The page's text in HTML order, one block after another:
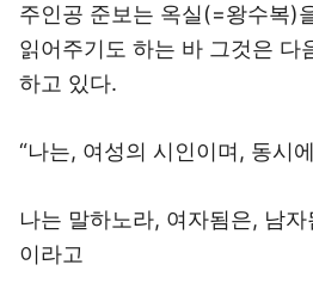
주인공 준보는 옥실(=왕수복)
읽어주기도 하는 바 그것은 다
하고 있다.
“나는, 여성의 시인이며, 동시
나는 말하노라, 여자됨은, 남
이라고